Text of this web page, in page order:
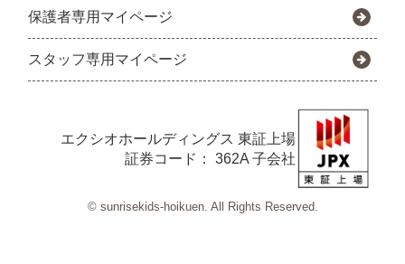
保護者専用マイページ
スタッフ専用マイページ
エクシオホールディングス 東証上場
証券コード： 362A 子会社
© sunrisekids-hoikuen. All Rights Reserved.